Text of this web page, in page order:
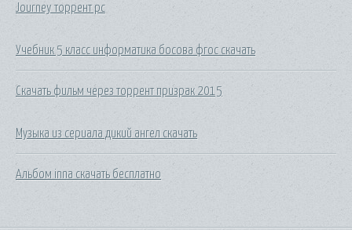
Journey торрент pc
Учебник 5 класс информатика босова фгос скачать
Скачать фильм через торрент призрак 2015
Музыка из сериала дикий ангел скачать
Альбом inna скачать бесплатно